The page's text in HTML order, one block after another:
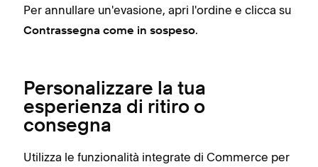
Per annullare un'evasione, apri l'ordine e clicca su
Contrassegna come in sospeso.
Personalizzare la tua
esperienza di ritiro o
consegna
Utilizza le funzionalità integrate di Commerce per